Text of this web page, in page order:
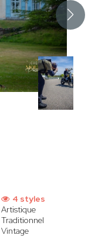
4 styles
Artistique
Traditionnel
Vintage